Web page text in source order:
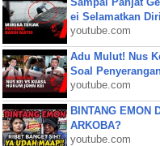
ei Selamatkan
youtube.com
Adu Mulut! Nus
Soal
youtube.com
BINTANG EMON
ARKOBA?
youtube.com